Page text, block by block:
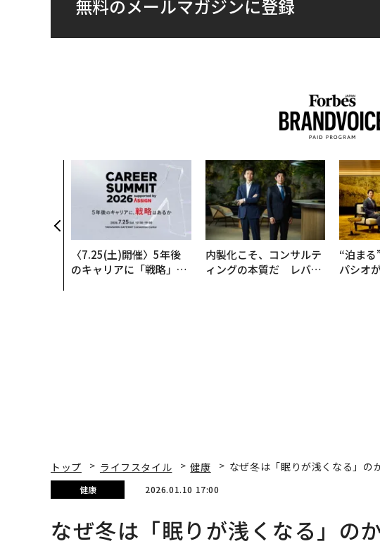
無料のメールマガジンに登録
〈7.25(土)開催〉5年後
のキャリアに「戦略」は
内製化こそ、コンサルテ
ィングの本質だ レバレ
“泊ま
パシオ
トップ ライフスタイル 健康 なぜ冬は「眠りが浅くなる」
健康 2026.01.10 17:00
なぜ冬は「眠りが浅くなる」の